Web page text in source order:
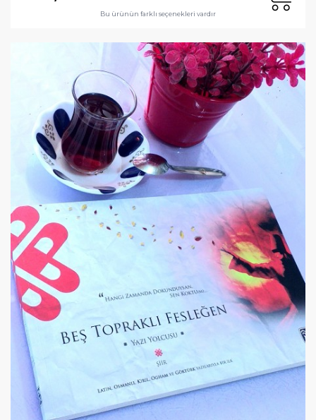
Bu ürünün farklı seçenekleri vardır